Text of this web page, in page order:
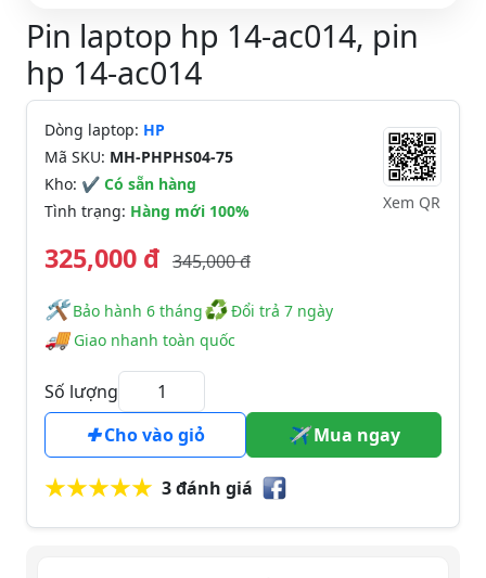
Pin laptop hp 14-ac014, pin
hp 14-ac014
Dòng laptop: HP
Mã SKU: MH-PHPHS04-75
Kho: ✔ Có sẵn hàng
Tình trạng: Hàng mới 100% Xem QR
325,000 đ 345,000 đ
🛠️️ Bảo hành 6 tháng♻Đổi trả 7 ngày
🚚Giao nhanh toàn quốc
Số lượng
Cho vào giỏ
Mua ngay
3 đánh giá